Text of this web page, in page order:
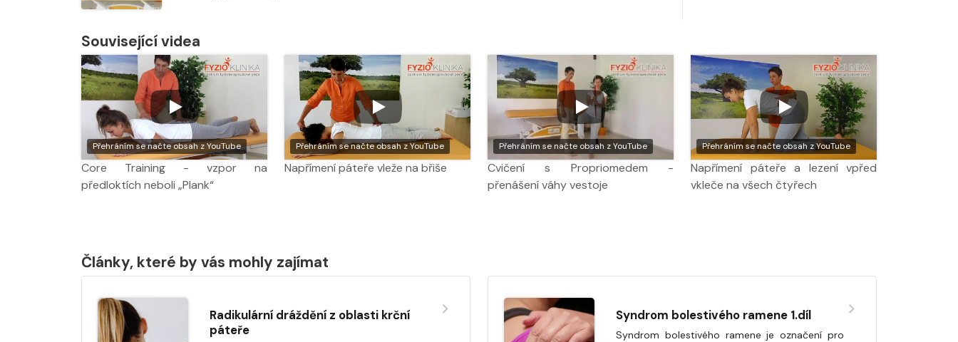
Související videa
Přehráním se načte obsah z YouTube
Core Training - vzpor na
předloktích neboli „Plank“
Přehráním se načte obsah z YouTube
Napřímení páteře vleže na břiše
Přehráním se načte obsah z YouTube
Cvičení s Propriomedem -
přenášení váhy vestoje
Přehráním se načte obsah z YouTube
Napřímení páteře a lezení vpřed
vkleče na všech čtyřech
Články, které by vás mohly zajímat
Radikulární dráždění z oblasti krční
páteře
Syndrom bolestivého ramene 1.díl
Syndrom bolestivého ramene je označení pro